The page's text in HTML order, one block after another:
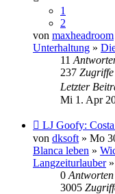
1
2
von maxheadroom
Unterhaltung »
11
237 Zugriffe
Letzter
Mi 1. Apr
LJ Goofy:
von dksoft » Mo
Blanca leben »
Langzeiturlauber»
0 Antworten
3005